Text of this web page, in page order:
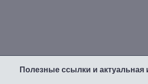
Полезные ссылки и